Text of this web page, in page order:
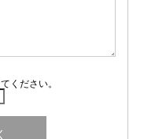
ください。